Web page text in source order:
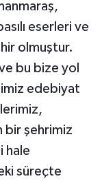
eserleri ve
olmuştur.
bu bize yol
edebiyat
bir şehrimiz
hale
süreçte